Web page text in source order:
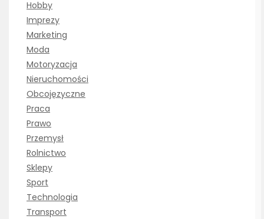
Hobby
Imprezy
Marketing
Moda
Motoryzacja
Nieruchomości
Obcojęzyczne
Praca
Prawo
Przemysł
Rolnictwo
Sklepy
Sport
Technologia
Transport